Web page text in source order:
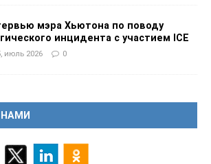
мэра Хьютона по поводу
инцидента с участием ICE
июль 2026 0